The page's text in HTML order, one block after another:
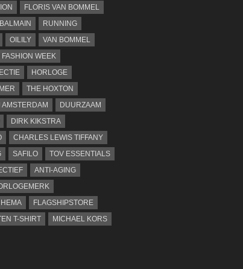
FLORIS VAN BOMMEL
BALMAIN
RUNNING
OILILY
VAN BOMMEL
WEEK
HORLOGE
THE HOXTON
DUURZAAM
DIRK KIKSTRA
CHARLES LEWIS TIFFANY
SAFILO
TOV ESSENTIALS
ANTI-AGING
FLAGSHIPSTORE
T-SHIRT
MICHAEL KORS